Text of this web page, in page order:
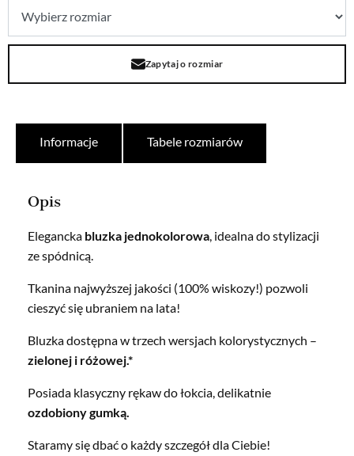
Zapytaj o rozmiar
Informacje Tabele rozmiarów
Opis
Elegancka bluzka jednokolorowa , idealna do stylizacji
ze spódnicą.
Tkanina najwyższej jakości (100% wiskozy!) pozwoli
cieszyć się ubraniem na lata!
Bluzka dostępna w trzech wersjach kolorystycznych –
zielonej i różowej.*
Posiada klasyczny rękaw do łokcia, delikatnie
ozdobiony gumką.
Staramy się dbać o każdy szczegół dla Ciebie!